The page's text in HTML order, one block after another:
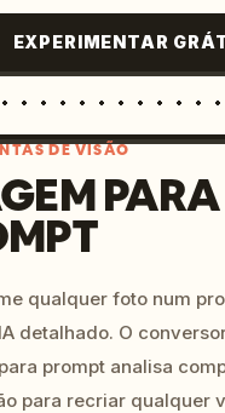
EXPERIMENTAR
colors,
DE VISÃO
PARA
qualquer foto num
detalhado. O
prompt analisa
para recriar qualquer